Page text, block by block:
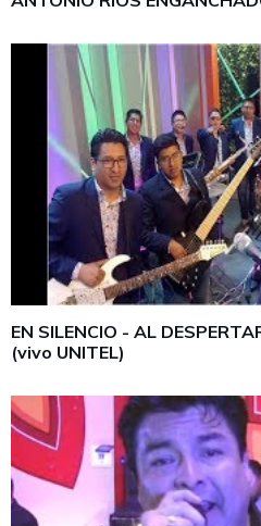
EN SILENCIO - AL
(vivo UNITEL)